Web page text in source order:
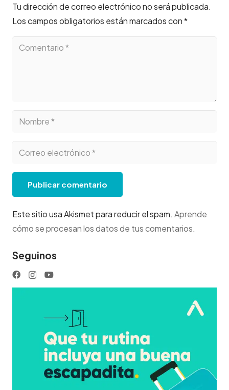
Tu dirección de correo electrónico no será publicada.
Los campos obligatorios están marcados con*
Publicar comentario
Este sitio usa Akismet para reducir el spam. Aprende
cómo se procesan los datos de tus comentarios.
Seguinos